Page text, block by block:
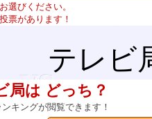
選びください。
票があります！
テレビ
局は どっち？
キングが閲覧できます！